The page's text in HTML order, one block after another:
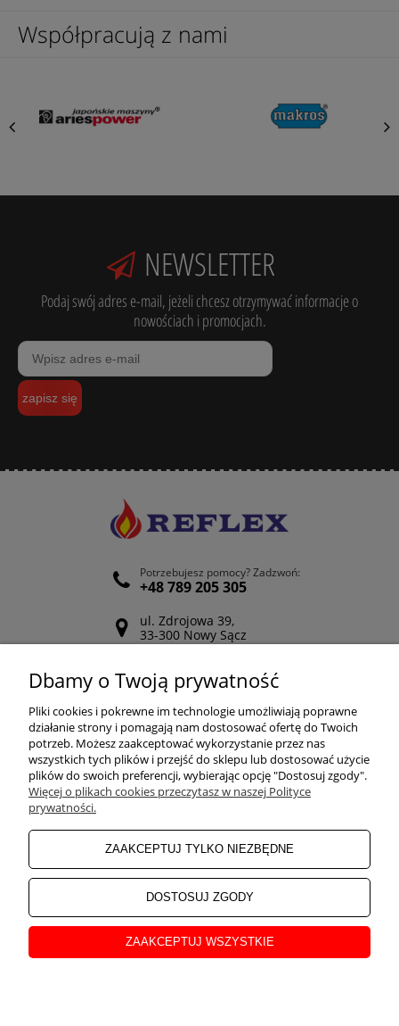
Współpracują z nami
NEWSLETTER
Podaj swój adres e-mail, jeżeli chcesz otrzymywać informacje o
nowościach i promocjach.
zapisz się
Potrzebujesz pomocy? Zadzwoń:
+48 789 205 305
ul. Zdrojowa 39,
33-300 Nowy Sącz
Odwiedź nasz Facebook
POMOC
ZAKUPY
MOJE KONTO
INFORMACJE
O NAS
Dbamy o Twoją prywatność
Pliki cookies i pokrewne im technologie umożliwiają poprawne
działanie strony i pomagają nam dostosować ofertę do Twoich
potrzeb. Możesz zaakceptować wykorzystanie przez nas
wszystkich tych plików i przejść do sklepu lub dostosować użycie
plików do swoich preferencji, wybierając opcję "Dostosuj zgody".
Więcej o plikach cookies przeczytasz w naszej Polityce
prywatności.
ZAAKCEPTUJ TYLKO NIEZBĘDNE
DOSTOSUJ ZGODY
ZAAKCEPTUJ WSZYSTKIE